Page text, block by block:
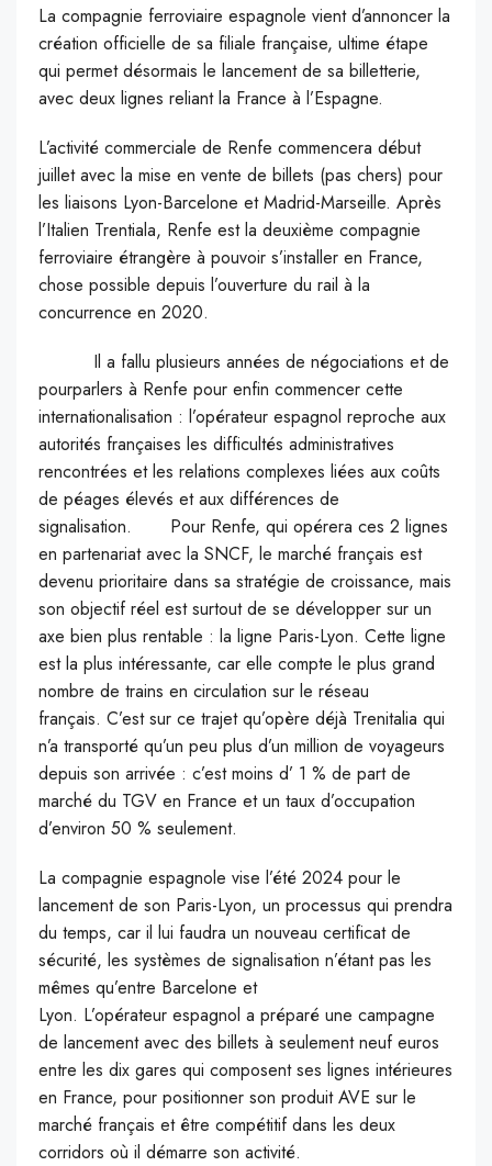
La compagnie ferroviaire espagnole vient d’annoncer la
création officielle de sa filiale française, ultime étape
qui permet désormais le lancement de sa billetterie,
avec deux lignes reliant la France à l’Espagne.
L’activité commerciale de Renfe commencera début
juillet avec la mise en vente de billets (pas chers) pour
les liaisons Lyon-Barcelone et Madrid-Marseille. Après
l’Italien Trentiala, Renfe est la deuxième compagnie
ferroviaire étrangère à pouvoir s’installer en France,
chose possible depuis l’ouverture du rail à la
concurrence en 2020.
Il a fallu plusieurs années de négociations et de
pourparlers à Renfe pour enfin commencer cette
internationalisation : l’opérateur espagnol reproche aux
autorités françaises les difficultés administratives
rencontrées et les relations complexes liées aux coûts
de péages élevés et aux différences de
signalisation. Pour Renfe, qui opérera ces 2 lignes
en partenariat avec la SNCF, le marché français est
devenu prioritaire dans sa stratégie de croissance, mais
son objectif réel est surtout de se développer sur un
axe bien plus rentable : la ligne Paris-Lyon. Cette ligne
est la plus intéressante, car elle compte le plus grand
nombre de trains en circulation sur le réseau
français. C’est sur ce trajet qu’opère déjà Trenitalia qui
n’a transporté qu’un peu plus d’un million de voyageurs
depuis son arrivée : c’est moins d’ 1 % de part de
marché du TGV en France et un taux d’occupation
d’environ 50 % seulement.
La compagnie espagnole vise l’été 2024 pour le
lancement de son Paris-Lyon, un processus qui prendra
du temps, car il lui faudra un nouveau certificat de
sécurité, les systèmes de signalisation n’étant pas les
mêmes qu’entre Barcelone et
Lyon. L’opérateur espagnol a préparé une campagne
de lancement avec des billets à seulement neuf euros
entre les dix gares qui composent ses lignes intérieures
en France, pour positionner son produit AVE sur le
marché français et être compétitif dans les deux
corridors où il démarre son activité.